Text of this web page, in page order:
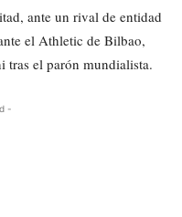
ante un rival de entidad
el Athletic de Bilbao,
tras el parón mundialista.
-